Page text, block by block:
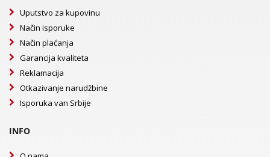
Uputstvo za kupovinu
Način isporuke
Način plaćanja
Garancija kvaliteta
Reklamacija
Otkazivanje narudžbine
Isporuka van Srbije
INFO